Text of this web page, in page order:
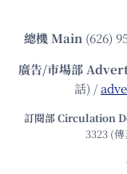
總機Main (626)
廣告/市場部
話) /
訂閱部 Circulation
3323 (